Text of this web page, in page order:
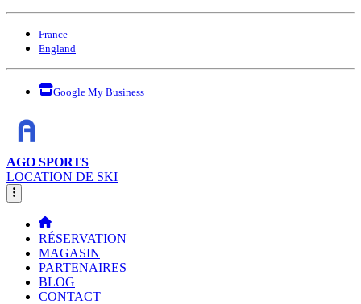
France
England
Google My Business
AGO SPORTS
LOCATION DE SKI
RÉSERVATION
MAGASIN
PARTENAIRES
BLOG
CONTACT